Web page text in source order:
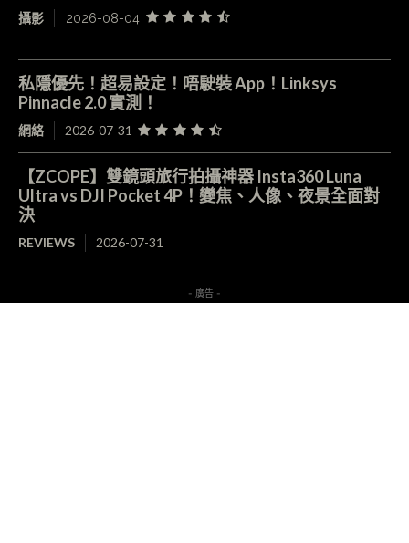
攝影 2026-08-04
私隱優先！超易設定！唔駛裝 App！Linksys
Pinnacle 2.0 實測！
網絡 2026-07-31
【ZCOPE】雙鏡頭旅行拍攝神器 Insta360 Luna
Ultra vs DJI Pocket 4P！變焦、人像、夜景全面對
決
REVIEWS 2026-07-31
- 廣告 -